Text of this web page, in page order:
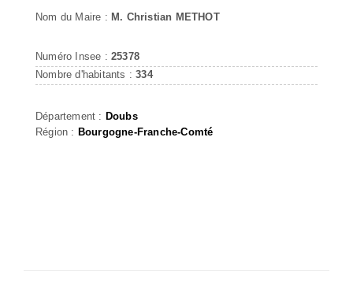
Nom du Maire : M. Christian METHOT
Numéro Insee : 25378
Nombre d'habitants :334
Département : Doubs
Région : Bourgogne-Franche-Comté